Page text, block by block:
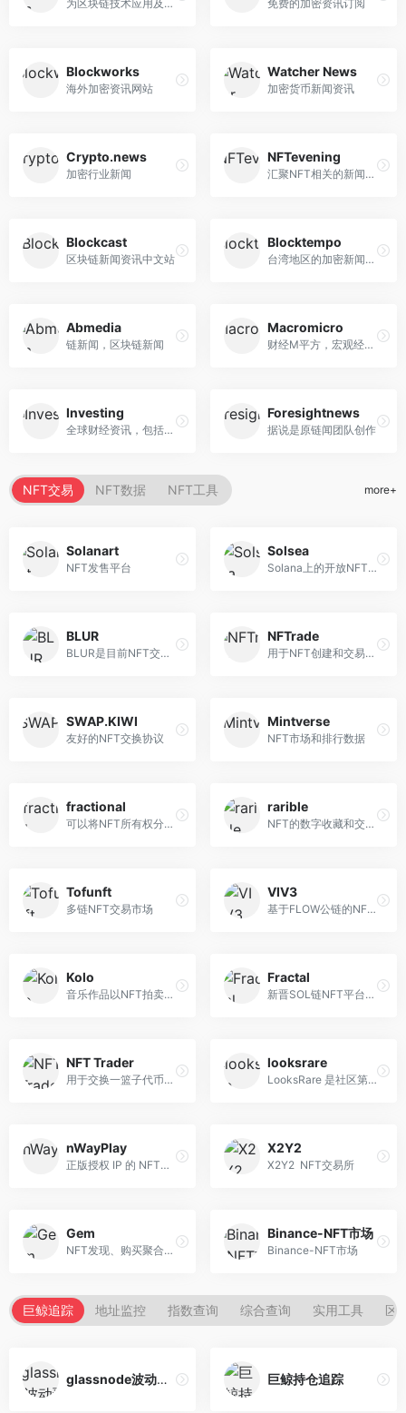
为区块链技术应用及金融科技... 免费的加密资讯订阅
Blockworks
海外加密资讯网站
Watcher News
加密货币新闻资讯
Crypto.news
加密行业新闻
NFTevening
汇聚NFT相关的新闻资讯，日历等
Blockcast
区块链新闻资讯中文站
Blocktempo
台湾地区的加密新闻博客
Abmedia
链新闻，区块链新闻
Macromicro
财经M平方，宏观经济数据，各...
Investing
全球财经资讯，包括加密货币
Foresightnews
据说是原链闻团队创作
NFT交易 NFT数据 NFT工具 more+
Solanart
NFT发售平台
Solsea
Solana上的开放NFT市场
BLUR
BLUR是目前NFT交易第二活跃的...
NFTrade
用于NFT创建和交易的多链和跨...
SWAP.KIWI
友好的NFT交换协议
Mintverse
NFT市场和排行数据
fractional
可以将NFT所有权分割的平台
rarible
NFT的数字收藏和交易平台
Tofunft
多链NFT交易市场
VIV3
基于FLOW公链的NFT交易市场
Kolo
音乐作品以NFT拍卖平台
Fractal
新晋SOL链NFT平台专注于元宇...
NFT Trader
用于交换一篮子代币的 P2P NF...
looksrare
LooksRare 是社区第一的 NFT ...
nWayPlay
正版授权 IP 的 NFT交易市场...
X2Y2
X2Y2 NFT交易所
Gem
NFT发现、购买聚合器。
Binance-NFT市场
Binance-NFT市场
巨鲸追踪 地址监控 指数查询 综合查询 实用工具 区
glassnode波动预警 巨鲸持仓追踪